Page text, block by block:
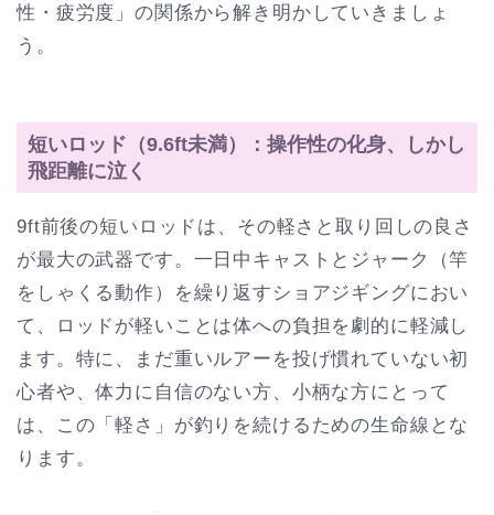
性・疲労度」の関係から解き明かしていきましょ
う。
短いロッド（9.6ft未満）：操作性の化身、しかし
飛距離に泣く
9ft前後の短いロッドは、その軽さと取り回しの良さ
が最大の武器です。一日中キャストとジャーク（竿
をしゃくる動作）を繰り返すショアジギングにおい
て、ロッドが軽いことは体への負担を劇的に軽減し
ます。特に、まだ重いルアーを投げ慣れていない初
心者や、体力に自信のない方、小柄な方にとって
は、この「軽さ」が釣りを続けるための生命線とな
ります。